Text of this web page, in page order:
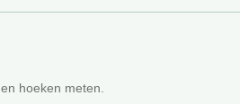
hoeken meten.